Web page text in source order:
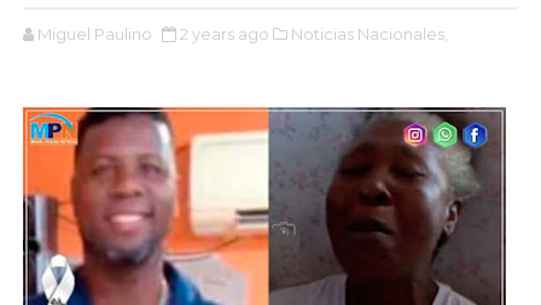
Miguel Paulino 2 years ago Noticias Nacionales,